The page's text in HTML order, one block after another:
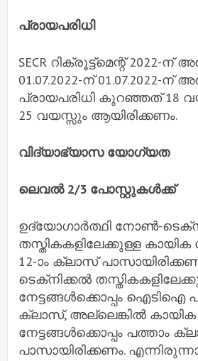
പ്രായപരിധി
SECR റിക്രൂട്ട്‌മെന്റ് 2022-ന്
01.07.2022-ന് 01.07.2022-ന്
പ്രായപരിധി കുറഞ്ഞത് 18
25 വയസ്സും ആയിരിക്കണം.
വിദ്യാഭ്യാസ യോഗ്യത
ലെവൽ 2/3 പോസ്റ്റുകൾക്ക്
ഉദ്യോഗാർത്ഥി നോൺ-
തസ്തികകളിലേക്കുള്ള കായിക
12-ാം ക്ലാസ്
ടെക്‌നിക്കൽ
നേട്ടങ്ങൾക്കൊപ്പം ഐടിഐ
ക്ലാസ്, അല്ലെങ്കിൽ കായിക
നേട്ടങ്ങൾക്കൊപ്പം പത്താം
പാസായിരിക്കണം.